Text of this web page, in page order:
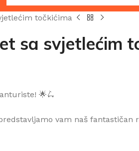
točkićima
sa svjetlećim
🌟🛴
vam naš fantastičan